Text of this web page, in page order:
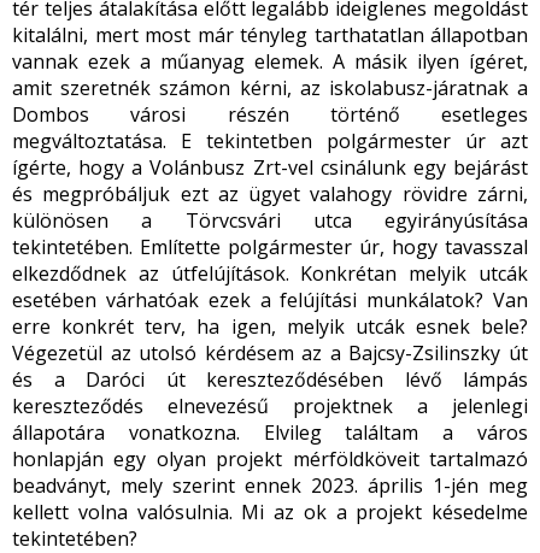
tér teljes átalakítása előtt legalább ideiglenes megoldást
kitalálni, mert most már tényleg tarthatatlan állapotban
vannak ezek a műanyag elemek. A másik ilyen ígéret,
amit szeretnék számon kérni, az iskolabusz-járatnak a
Dombos városi részén történő esetleges
megváltoztatása. E tekintetben polgármester úr azt
ígérte, hogy a Volánbusz Zrt-vel csinálunk egy bejárást
és megpróbáljuk ezt az ügyet valahogy rövidre zárni,
különösen a Törvcsvári utca egyirányúsítása
tekintetében. Említette polgármester úr, hogy tavasszal
elkezdődnek az útfelújítások. Konkrétan melyik utcák
esetében várhatóak ezek a felújítási munkálatok? Van
erre konkrét terv, ha igen, melyik utcák esnek bele?
Végezetül az utolsó kérdésem az a Bajcsy-Zsilinszky út
és a Daróci út kereszteződésében lévő lámpás
kereszteződés elnevezésű projektnek a jelenlegi
állapotára vonatkozna. Elvileg találtam a város
honlapján egy olyan projekt mérföldköveit tartalmazó
beadványt, mely szerint ennek 2023. április 1-jén meg
kellett volna valósulnia. Mi az ok a projekt késedelme
tekintetében?